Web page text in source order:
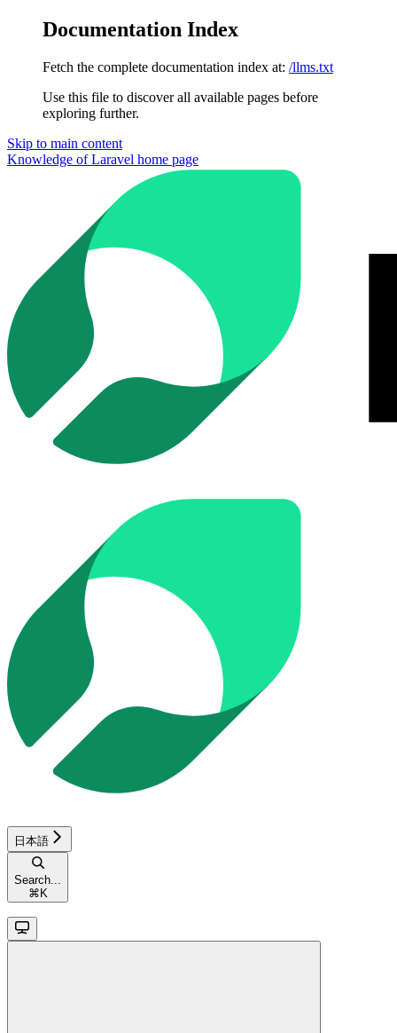
Documentation Index
Fetch the complete documentation index at: /llms.txt
Use this file to discover all available pages before
exploring further.
Skip to main content
Knowledge of Laravel home page
日本語
Search...
⌘ K